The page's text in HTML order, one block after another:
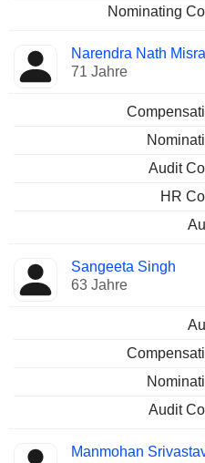
Nominating
Narendra Nath Misra
71 Jahre
Audit
HR
Sangeeta Singh
63 Jahre
Audit
Manmohan